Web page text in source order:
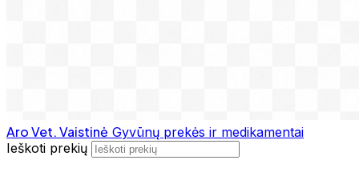
Aro Vet. Vaistinė Gyvūnų prekės ir medikamentai
Ieškoti prekių